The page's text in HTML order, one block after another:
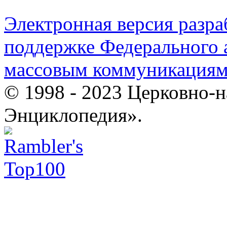
Электронная версия
поддержке Федерального
массовым
© 1998 - 2023 Церковно-
Энциклопедия».